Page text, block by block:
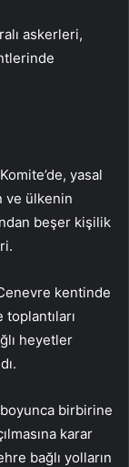
askerleri,
yasal
ve ülkenin
beşer kişilik
kentinde
heyetler
boyunca birbirine
karar
bağlı yolların